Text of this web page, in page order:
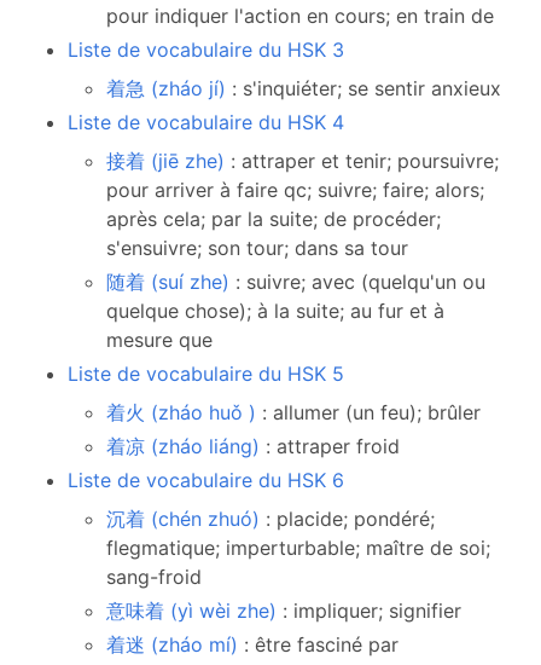
pour indiquer l'action en cours; en train de
Liste de vocabulaire du HSK 3
着急 (zháo jí) : s'inquiéter; se sentir anxieux
Liste de vocabulaire du HSK 4
接着 (jiē zhe) : attraper et tenir; poursuivre;
pour arriver à faire qc; suivre; faire; alors;
après cela; par la suite; de procéder;
s'ensuivre; son tour; dans sa tour
随着 (suí zhe) : suivre; avec (quelqu'un ou
quelque chose); à la suite; au fur et à
mesure que
Liste de vocabulaire du HSK 5
着火 (zháo huǒ ) : allumer (un feu); brûler
着凉 (zháo liáng) : attraper froid
Liste de vocabulaire du HSK 6
沉着 (chén zhuó) : placide; pondéré;
flegmatique; imperturbable; maître de soi;
sang-froid
意味着 (yì wèi zhe) : impliquer; signifier
着迷 (zháo mí) : être fasciné par